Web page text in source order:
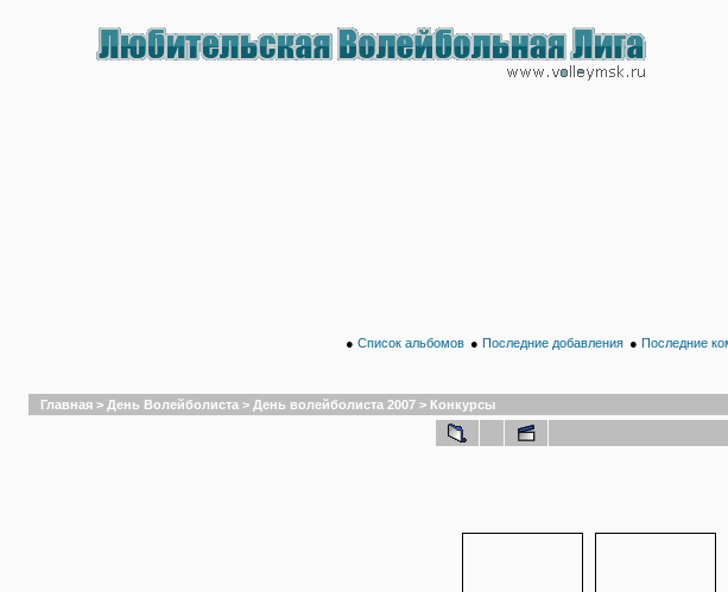
● Список альбомов ● Последние добавления ● Последние
Главная > День Волейболиста > День волейболиста 2007 > Конкурсы